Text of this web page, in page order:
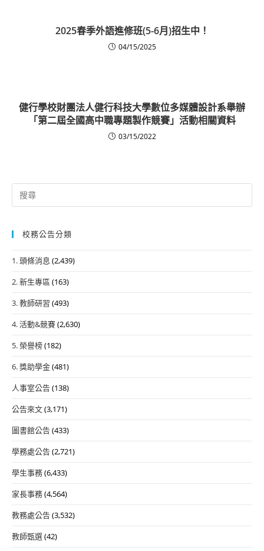
2025春季外語進修班(5-6月)招生中！
04/15/2025
健行學校財團法人健行科技大學數位多媒體設計系舉辦
「第二屆全國高中職專題製作競賽」活動相關資料
03/15/2022
Search
for:
校務公告分類
1. 頭條消息 (2,439)
2. 新生專區 (163)
3. 教師研習 (493)
4. 活動&競賽(2,630)
5. 榮譽榜(182)
6. 獎助學金(481)
人事室公告(138)
公告來文(3,171)
圖書館公告(433)
學務處公告(2,721)
學生事務(6,433)
家長事務(4,564)
教務處公告(3,532)
教師甄選(42)